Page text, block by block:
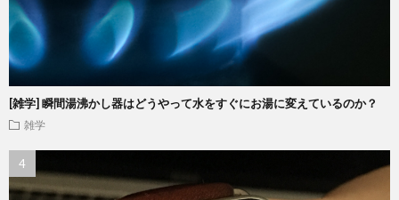
[雑学] 瞬間湯沸かし器はどうやって水をすぐにお湯に変えているのか？
雑学